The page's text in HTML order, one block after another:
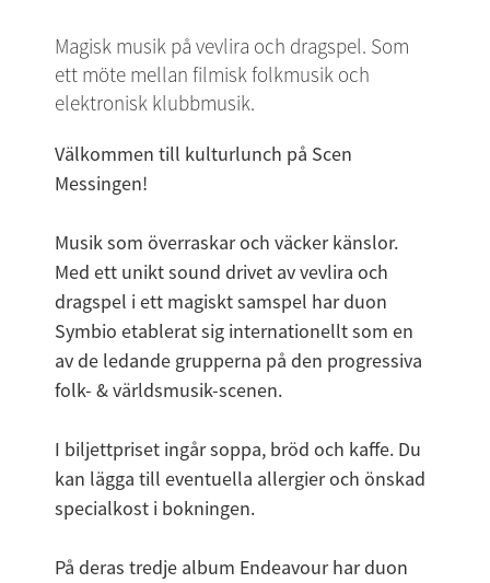
Magisk musik på vevlira och dragspel. Som
ett möte mellan filmisk folkmusik och
elektronisk klubbmusik.
Välkommen till kulturlunch på Scen
Messingen!
Musik som överraskar och väcker känslor.
Med ett unikt sound drivet av vevlira och
dragspel i ett magiskt samspel har duon
Symbio etablerat sig internationellt som en
av de ledande grupperna på den progressiva
folk- & världsmusik-scenen.
I biljettpriset ingår soppa, bröd och kaffe. Du
kan lägga till eventuella allergier och önskad
specialkost i bokningen.
På deras tredje album Endeavour har duon